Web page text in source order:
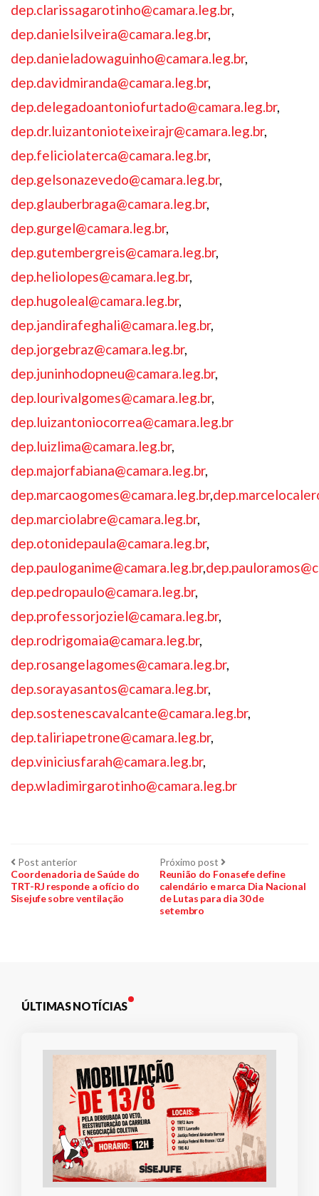
dep.clarissagarotinho@camara.leg.br,
dep.danielsilveira@camara.leg.br,
dep.danieladowaguinho@camara.leg.br,
dep.davidmiranda@camara.leg.br,
dep.delegadoantoniofurtado@camara.leg.br,
dep.dr.luizantonioteixeirajr@camara.leg.br,
dep.feliciolaterca@camara.leg.br,
dep.gelsonazevedo@camara.leg.br,
dep.glauberbraga@camara.leg.br,
dep.gurgel@camara.leg.br,
dep.gutembergreis@camara.leg.br,
dep.heliolopes@camara.leg.br,
dep.hugoleal@camara.leg.br,
dep.jandirafeghali@camara.leg.br,
dep.jorgebraz@camara.leg.br,
dep.juninhodopneu@camara.leg.br,
dep.lourivalgomes@camara.leg.br,
dep.luizantoniocorrea@camara.leg.br
dep.luizlima@camara.leg.br,
dep.majorfabiana@camara.leg.br,
dep.marcaogomes@camara.leg.br,
dep.marciolabre@camara.leg.br,
dep.otonidepaula@camara.leg.br,
dep.pauloganime@camara.leg.br,
dep.pedropaulo@camara.leg.br,
dep.professorjoziel@camara.leg.br,
dep.rodrigomaia@camara.leg.br,
dep.rosangelagomes@camara.leg.br,
dep.sorayasantos@camara.leg.br,
dep.sostenescavalcante@camara.leg.br,
dep.taliriapetrone@camara.leg.br,
dep.viniciusfarah@camara.leg.br,
dep.wladimirgarotinho@camara.leg.br
Navegação
de
Post anteriorPost
anterior:
Coordenadoria de Saúde do
TRT-RJ responde a ofício do
Sisejufe sobre ventilação
Próximo post Próximo
post:
Reunião do Fonasefe define
calendário e marca Dia Nacional
de Lutas para dia 30 de
setembro
ÚLTIMAS NOTÍCIAS